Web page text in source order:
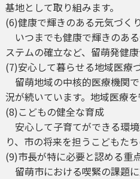
基地として取り組みます。
(6)健康で輝きのある元気づくり
いつまでも健康で輝きのあ
ステムの確立など、留萌発健
(7)安心して暮らせる地域医療
留萌地域の中核的医療機関
況が続いています。地域医療
(8)こどもの健全な育成
安心して子育てができる環
り、市の将来を担うこどもた
(9)市長が特に必要と認める重
留萌市における喫緊の課題